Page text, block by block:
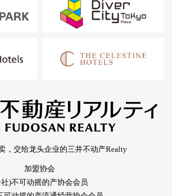
，交给龙头企业的三井不动产Realty
加盟协会
)不可动摇的产协会会员